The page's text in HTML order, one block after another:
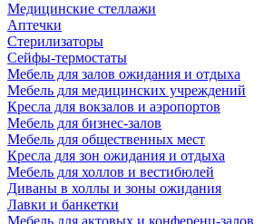
Медицинские стеллажи
Аптечки
Стерилизаторы
Сейфы-термостаты
Мебель для залов ожидания и отдыха
Мебель для медицинских учреждений
Кресла для вокзалов и аэропортов
Мебель для бизнес-залов
Мебель для общественных мест
Кресла для зон ожидания и отдыха
Мебель для холлов и вестибюлей
Диваны в холлы и зоны ожидания
Лавки и банкетки
Мебель для актовых и конференц-залов